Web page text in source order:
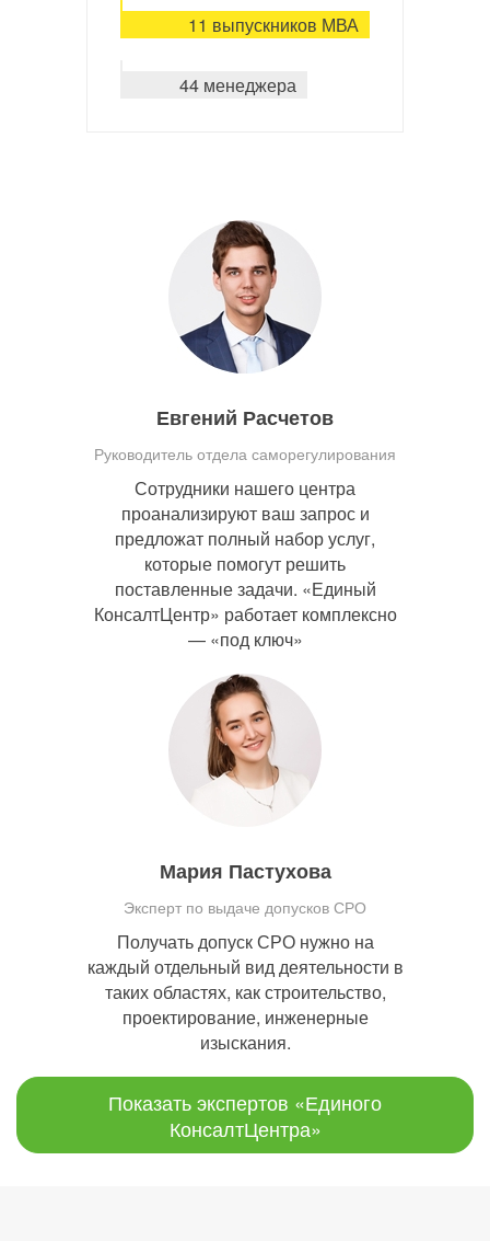
11 выпускников МВА
44 менеджера
Евгений Расчетов
Руководитель отдела саморегулирования
Сотрудники нашего центра
проанализируют ваш запрос и
предложат полный набор услуг,
которые помогут решить
поставленные задачи. «Единый
КонсалтЦентр» работает комплексно
— «под ключ»
Мария Пастухова
Эксперт по выдаче допусков СРО
Получать допуск СРО нужно на
каждый отдельный вид деятельности в
таких областях, как строительство,
проектирование, инженерные
изыскания.
Показать экспертов «Единого
КонсалтЦентра»